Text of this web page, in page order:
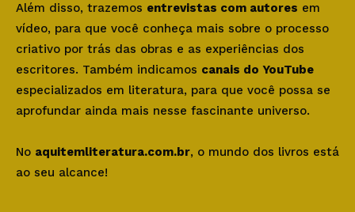
Além disso, trazemos entrevistas com autores em
vídeo, para que você conheça mais sobre o processo
criativo por trás das obras e as experiências dos
escritores. Também indicamos canais do YouTube
especializados em literatura, para que você possa se
aprofundar ainda mais nesse fascinante universo.
No aquitemliteratura.com.br, o mundo dos livros está
ao seu alcance!